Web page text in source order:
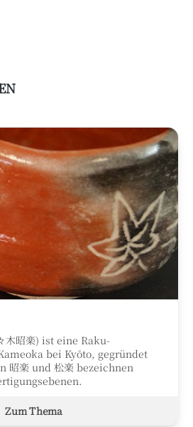
木昭楽) ist eine Raku-
bei Kyōto, gegründet
昭楽 und 松楽 bezeichnen
Zum Thema